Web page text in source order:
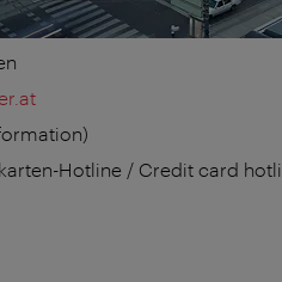
Hotline / Credit card